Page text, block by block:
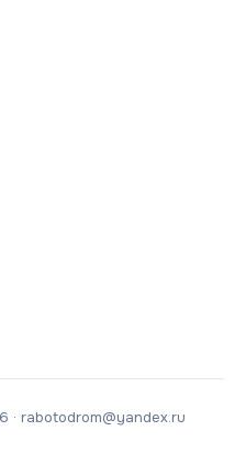
rabotodrom@yandex.ru